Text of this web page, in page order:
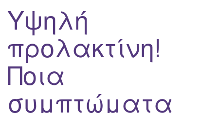
Υψηλή
προλακτίνη!
Ποια
συμπτώματα